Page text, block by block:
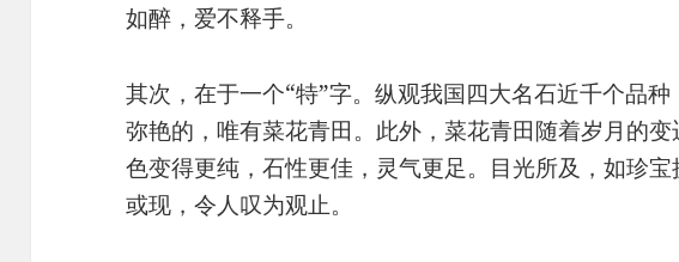
如醉，爱不释手。
其次，在于一个“特”字。纵观我国四大名石近千个品
弥艳的，唯有菜花青田。此外，菜花青田随着岁月的
色变得更纯，石性更佳，灵气更足。目光所及，如珍
或现，令人叹为观止。